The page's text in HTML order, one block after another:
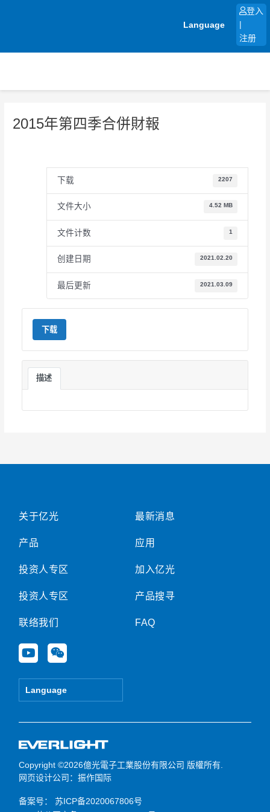
Language
登入
注册
2015年第四季合併財報
下载 2207
文件大小 4.52 MB
文件计数 1
创建日期 2021.02.20
最后更新 2021.03.09
下载
描述
关于亿光
产品
投资人专区
投资人专区
联络我们
Y
o
u
e
W
e
i
Language
最新消息
应用
加入亿光
产品搜寻
FAQ
Copyright ©2026億光電子工業股份有限公司 版權所有.
网页设计公司 ：振作国际
备案号：
苏ICP备2020067806号